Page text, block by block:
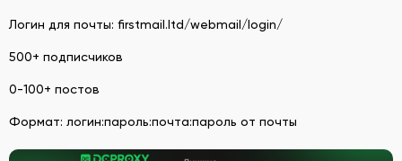
Логин для почты: firstmail.ltd/webmail/login/
500+ подписчиков
0-100+ постов
Формат: логин:пароль:почта:пароль от почты